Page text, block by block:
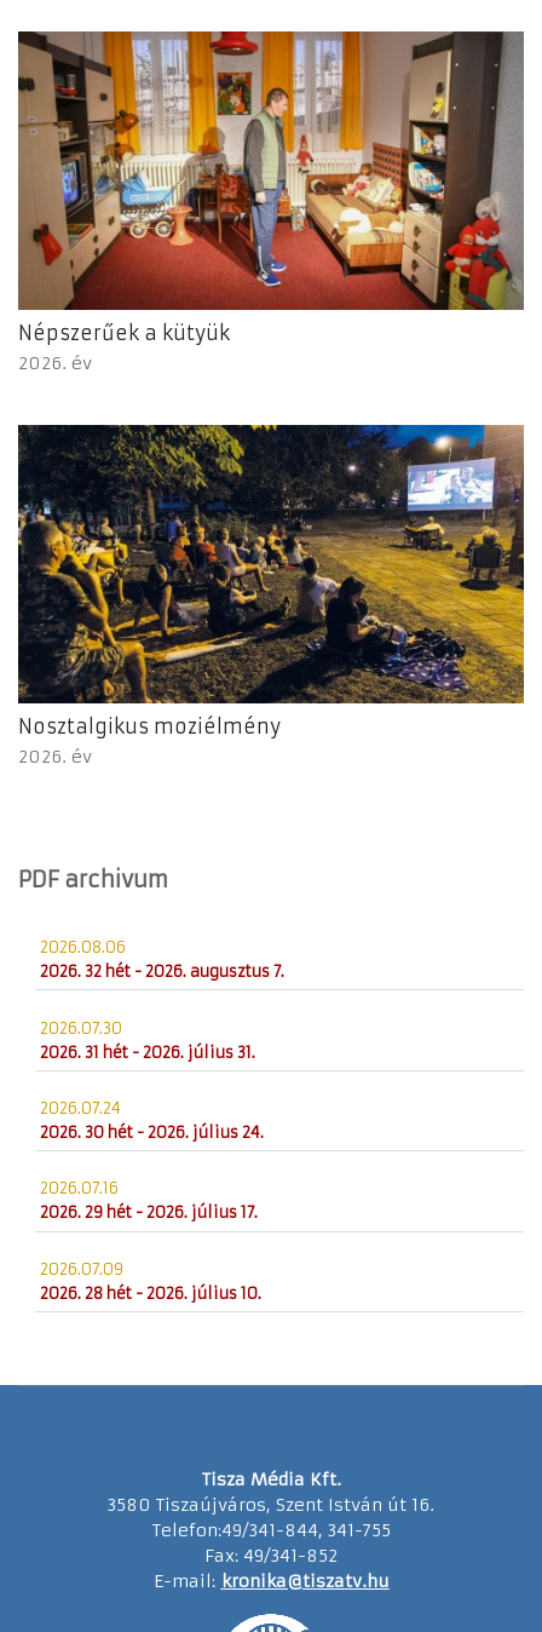
Népszerűek a kütyük
2026. év
Nosztalgikus moziélmény
2026. év
PDF archivum
2026.08.06
2026. 32 hét - 2026. augusztus 7.
2026.07.30
2026. 31 hét - 2026. július 31.
2026.07.24
2026. 30 hét - 2026. július 24.
2026.07.16
2026. 29 hét - 2026. július 17.
2026.07.09
2026. 28 hét - 2026. július 10.
Tisza Média Kft.
3580 Tiszaújváros, Szent István út 16.
Telefon:49/341-844, 341-755
Fax: 49/341-852
E-mail: kronika@tiszatv.hu